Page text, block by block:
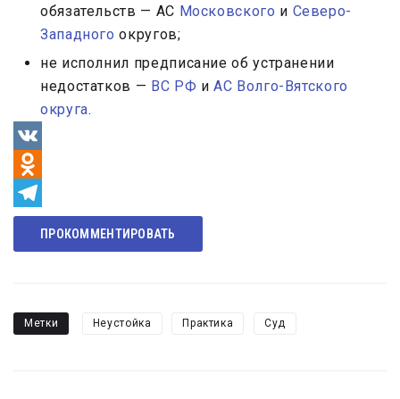
обязательств — АС Московского и Северо-
Западного округов;
не исполнил предписание об устранении
недостатков — ВС РФ иАС Волго-Вятского
округа.
VK
Odnoklassniki
Telegram
ПРОКОММЕНТИРОВАТЬ
Метки Неустойка Практика Суд